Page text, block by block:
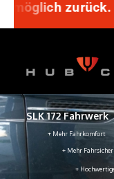
Zum
springen
zurück.
+ Mehr
+ Mehr Fahrkomfort
+
SLK 172 Fahrwerk